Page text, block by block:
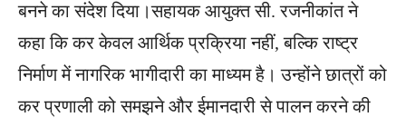
बनने का संदेश दिया।सहायक आयुक्त सी. रजनीकांत ने
कहा कि कर केवल आर्थिक प्रक्रिया नहीं, बल्कि राष्ट्र
निर्माण में नागरिक भागीदारी का माध्यम है। उन्होंने छात्रों को
कर प्रणाली को समझने और ईमानदारी से पालन करने की